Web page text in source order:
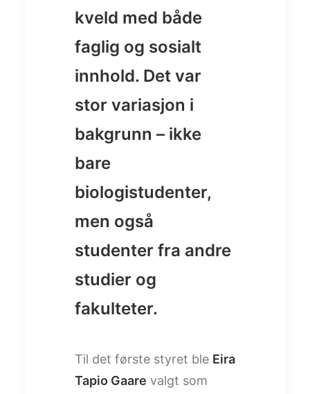
kveld med både
faglig og sosialt
innhold. Det var
stor variasjon i
bakgrunn – ikke
bare
biologistudenter,
men også
studenter fra andre
studier og
fakulteter.
Til det første styret ble Eira
Tapio Gaare valgt som